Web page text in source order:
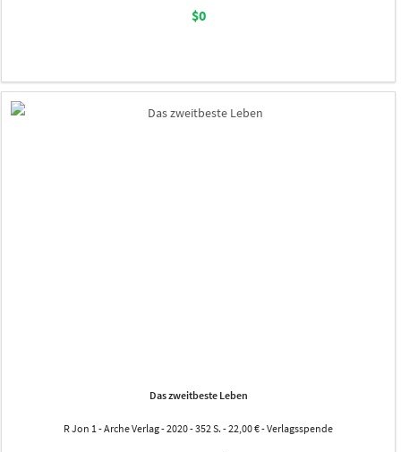
$0
Das zweitbeste Leben
R Jon 1 - Arche Verlag - 2020 - 352 S. - 22,00 € - Verlagsspende